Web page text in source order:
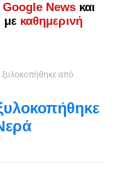
News και
με καθημερινή
από